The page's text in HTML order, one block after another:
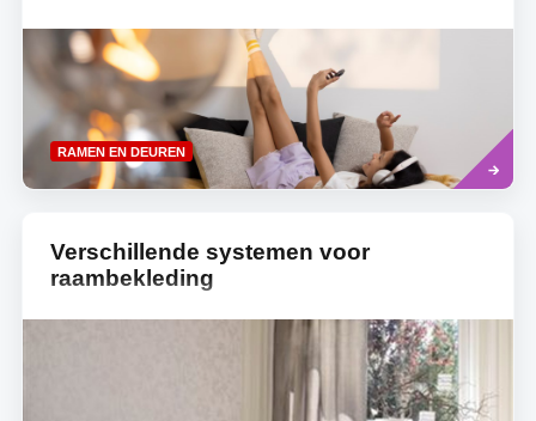
RAMEN EN DEUREN
more
Verschillende systemen voor
raambekleding